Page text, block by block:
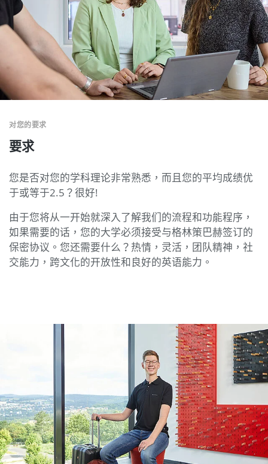
要求
对您的要求
您是否对您的学科理论非常熟悉，而且您的平均成绩优
于或等于2.5？很好!
由于您将从一开始就深入了解我们的流程和功能程序，
如果需要的话，您的大学必须接受与格林策巴赫签订的
保密协议。您还需要什么？热情，灵活，团队精神，社
交能力，跨文化的开放性和良好的英语能力。